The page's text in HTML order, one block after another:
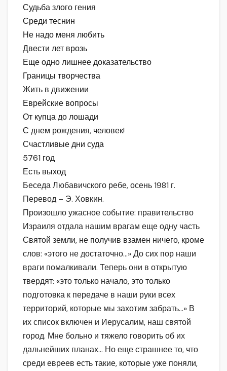
Судьба злого гения
Среди теснин
Не надо меня любить
Двести лет врозь
Еще одно лишнее доказательство
Границы творчества
Жить в движении
Еврейские вопросы
От купца до лошади
С днем рождения, человек!
Счастливые дни суда
5761 год
Есть выход
Беседа Любавичского ребе, осень 1981 г.
Перевод – Э. Ховкин.
Произошло ужасное событие: правительство
Израиля отдала нашим врагам еще одну часть
Святой земли, не получив взамен ничего, кроме
слов: «этого не достаточно…» До сих пор наши
враги помалкивали. Теперь они в открытую
твердят: «это только начало, это только
подготовка к передаче в наши руки всех
территорий, которые мы захотим забрать…» В
их список включен и Иерусалим, наш святой
город. Мне больно и тяжело говорить об их
дальнейших планах… Но еще страшнее то, что
среди евреев есть такие, которые уже поняли,